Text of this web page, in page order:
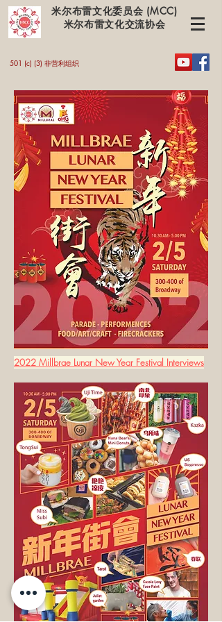
米尔布雷文化委员会 (MCC)
米尔布雷文化交流协会
501 (c) (3) 非营利组织
2022 Millbrae Lunar New Year Festival Interviews